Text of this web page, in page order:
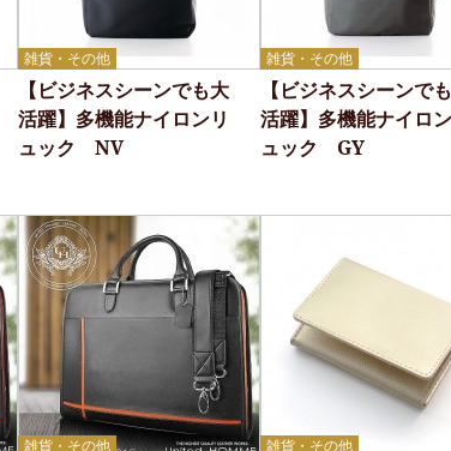
雑貨・その他
【ビジネスシーンでも大
活躍】多機能ナイロンリ
ュック NV
雑貨・その他
【ビジネスシーンで
活躍】多機能ナイロ
ュック GY
雑貨・その他 雑貨・その他